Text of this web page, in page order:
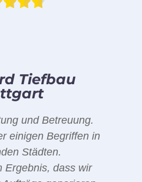
Tiefbau
und Betreuung.
einigen Begriffen in
Städten.
Ergebnis, dass wir